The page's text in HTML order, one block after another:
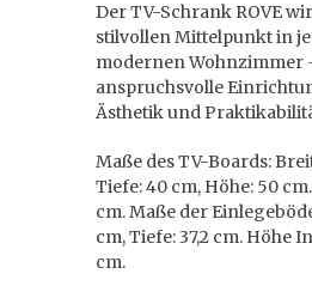
Der TV-Schrank ROVE
stilvollen Mittelpunkt in
modernen
anspruchsvolle
Ästhetik und
Maße des TV-Boards:
Tiefe: 40 cm, Höhe: 50
cm. Maße der
cm, Tiefe: 37,2 cm. Höhe
cm.